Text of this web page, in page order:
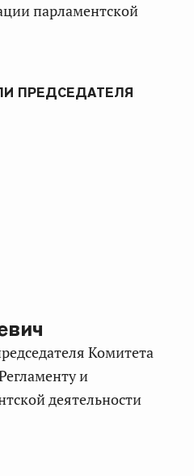
парламентской
ПРЕДСЕДАТЕЛЯ
и
деятельности